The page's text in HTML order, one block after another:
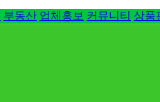
부동산 업체홍보 커뮤니티 상품